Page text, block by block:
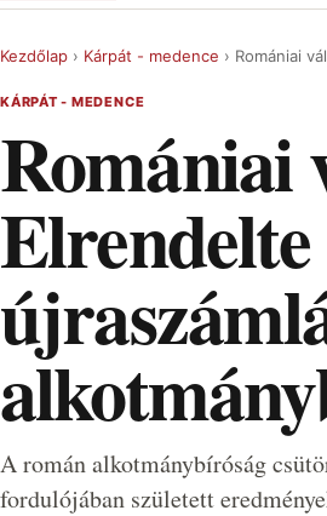
Kezdőlap › Kárpát - medence › Romániai
KÁRPÁT - MEDENCE
Romániai
A román alkotmánybíróság
fordulójában született